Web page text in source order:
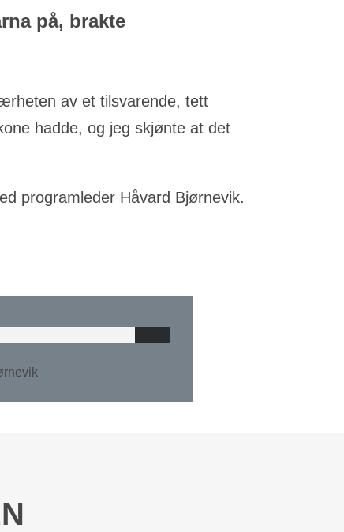
på, brakte
av et tilsvarende, tett
hadde, og jeg skjønte at det
programleder Håvard Bjørnevik.